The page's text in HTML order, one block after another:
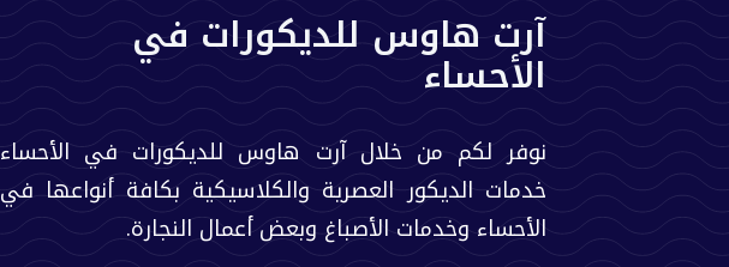
آرت هاوس للديكورات في
الأحساء
نوفر لكم من خلال آرت هاوس للديكورات في الأحساء
خدمات الديكور العصرية والكلاسيكية بكافة أنواعها في
الأحساء وخدمات الأصباغ وبعض أعمال النجارة.